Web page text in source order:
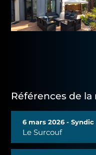
Références de
6 mars 2026 - Syndic
Le Surcouf